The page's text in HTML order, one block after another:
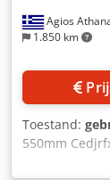
Agios
1.850 km
Toestand:
550mm